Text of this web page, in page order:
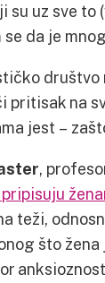
su uz sve
se da je
društvo
pritisak na
jest –
,
teži,
što